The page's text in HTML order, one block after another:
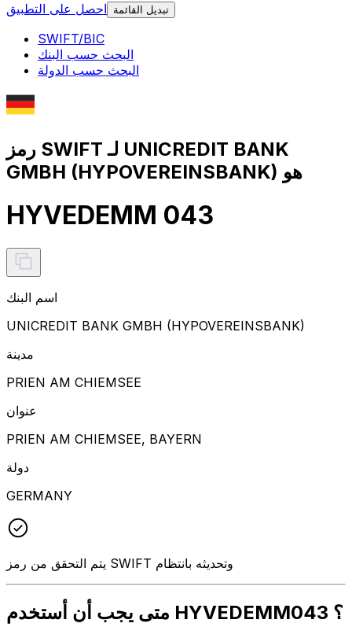
احصل على التطبيق
تبديل القائمة
SWIFT/BIC
البحث حسب البنك
البحث حسب الدولة
رمز SWIFT لـ UNICREDIT BANK
GMBH (HYPOVEREINSBANK) هو
HYVEDEMM 043
اسم البنك
UNICREDIT BANK GMBH (HYPOVEREINSBANK)
مدينة
PRIEN AM CHIEMSEE
عنوان
PRIEN AM CHIEMSEE, BAYERN
دولة
GERMANY
يتم التحقق من رمز SWIFT وتحديثه بانتظام
متى يجب أن أستخدم HYVEDEMM043 ؟